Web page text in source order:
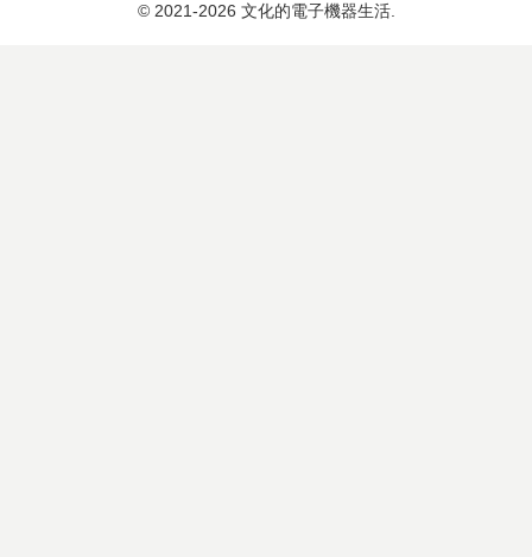
© 2021-2026 文化的電子機器生活.